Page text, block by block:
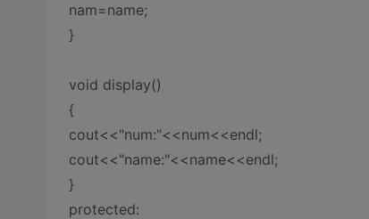
nam=name;
}
void display()
{
cout<<"num:"<<num<<endl;
cout<<"name:"<<name<<endl;
}
protected: